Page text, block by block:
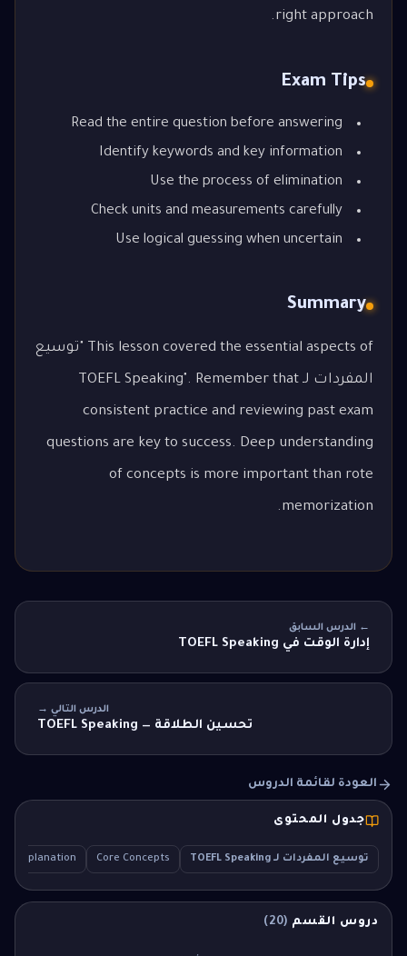
right approach.
Exam Tips
Read the entire question before answering
Identify keywords and key information
Use the process of elimination
Check units and measurements carefully
Use logical guessing when uncertain
Summary
This lesson covered the essential aspects of "توسيع
المفردات لـ TOEFL Speaking". Remember that
consistent practice and reviewing past exam
questions are key to success. Deep understanding
of concepts is more important than rote
memorization.
← الدرس السابق
إدارة الوقت في TOEFL Speaking
الدرس التالي →
تحسين الطلاقة — TOEFL Speaking
العودة لقائمة الدروس
جدول المحتوى
توسيع المفردات لـ TOEFL Speaking Core Concepts
Explanation
دروس القسم (
20
)